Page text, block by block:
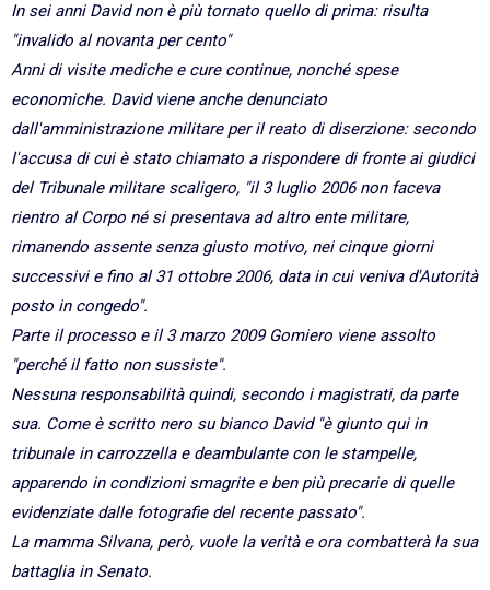
In sei anni David non è più tornato quello di prima: risulta
"invalido al novanta per cento"
Anni di visite mediche e cure continue, nonché spese
economiche. David viene anche denunciato
dall'amministrazione militare per il reato di diserzione: secondo
l'accusa di cui è stato chiamato a rispondere di fronte ai giudici
del Tribunale militare scaligero, "il 3 luglio 2006 non faceva
rientro al Corpo né si presentava ad altro ente militare,
rimanendo assente senza giusto motivo, nei cinque giorni
successivi e fino al 31 ottobre 2006, data in cui veniva d'Autorità
posto in congedo".
Parte il processo e il 3 marzo 2009 Gomiero viene assolto
"perché il fatto non sussiste".
Nessuna responsabilità quindi, secondo i magistrati, da parte
sua. Come è scritto nero su bianco David "è giunto qui in
tribunale in carrozzella e deambulante con le stampelle,
apparendo in condizioni smagrite e ben più precarie di quelle
evidenziate dalle fotografie del recente passato".
La mamma Silvana, però, vuole la verità e ora combatterà la sua
battaglia in Senato.